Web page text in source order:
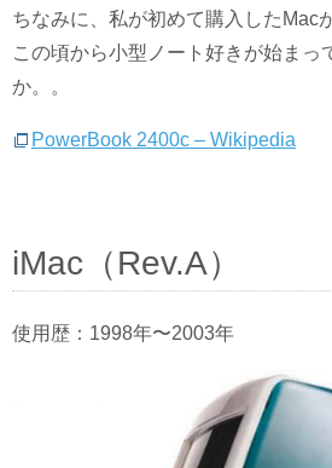
ちなみに、私が初めて購入したMac
この頃から小型ノート好きが始まっ
か。。
PowerBook 2400c – Wikipedia
iMac（Rev.A）
使用歴：1998年〜2003年